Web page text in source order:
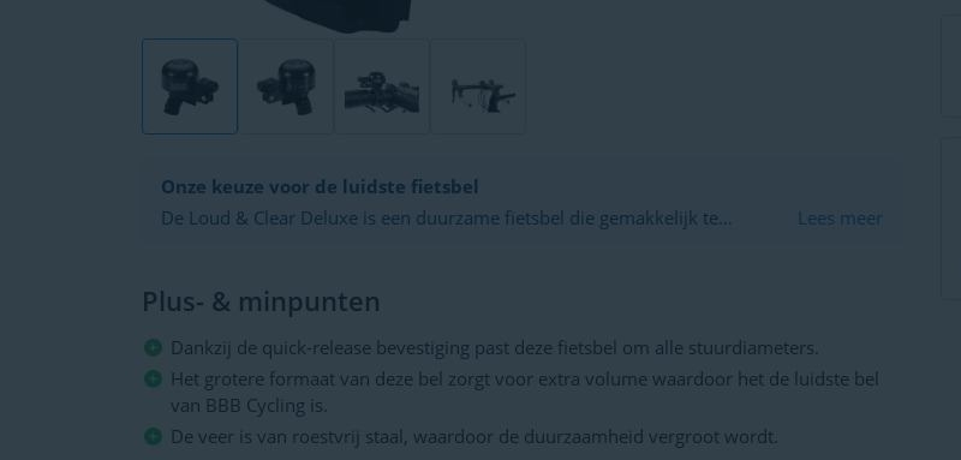
Onze keuze voor de luidste fietsbel
De Loud & Clear Deluxe is een duurzame fietsbel die gemakkelijk te
kan fietsen.
Lees meer
Plus- & minpunten
Dankzij de quick-release bevestiging past deze fietsbel om alle stuurdiameters.
Het grotere formaat van deze bel zorgt voor extra volume waardoor het de luidste bel
van BBB Cycling is.
De veer is van roestvrij staal, waardoor de duurzaamheid vergroot wordt.